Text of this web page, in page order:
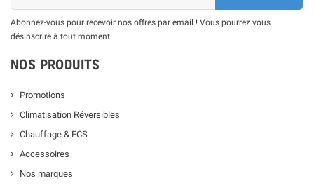
Abonnez-vous pour recevoir nos offres par email ! Vous pourrez vous
désinscrire à tout moment.
NOS PRODUITS
Promotions
Climatisation Réversibles
Chauffage & ECS
Accessoires
Nos marques